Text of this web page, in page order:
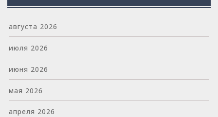
августа 2026
июля 2026
июня 2026
мая 2026
апреля 2026